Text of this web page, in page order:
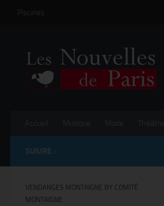
Skip to content
Piscines
Accueil Musique Mode Théâtre
SUIVRE :
VENDANGES MONTAIGNE BY COMITÉ
MONTAIGNE